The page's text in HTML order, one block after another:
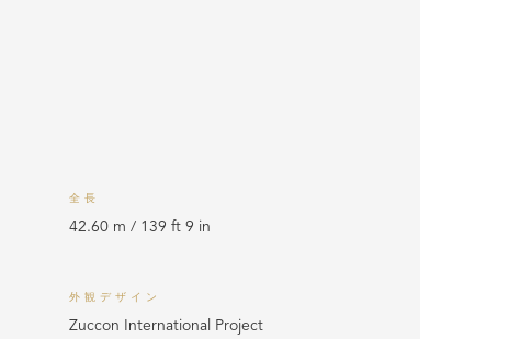
全長
42.60 m / 139 ft 9 in
外観デザイン
Zuccon International Project